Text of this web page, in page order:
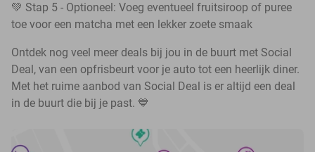
💚 Stap 5 - Optioneel: Voeg eventueel fruitsiroop of puree
toe voor een matcha met een lekker zoete smaak
Ontdek nog veel meer deals bij jou in de buurt met Social
Deal, van een opfrisbeurt voor je auto tot een heerlijk diner.
Met het ruime aanbod van Social Deal is er altijd een deal
in de buurt die bij je past. 💙